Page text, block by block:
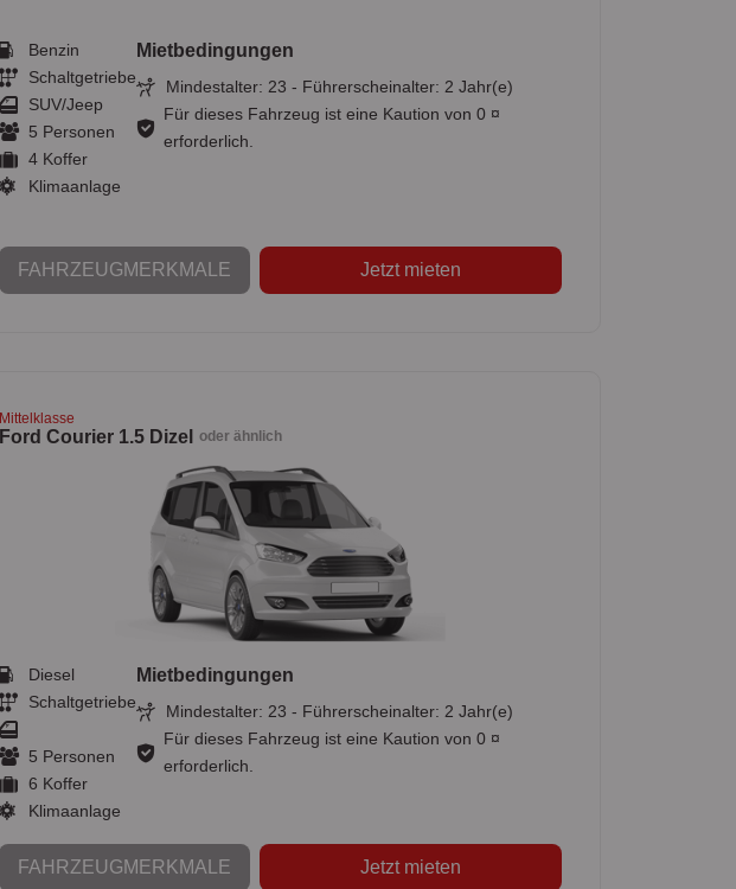
Benzin
Schaltgetriebe
SUV/Jeep
5 Personen
4 Koffer
Klimaanlage
Mietbedingungen
Mindestalter: 23 - Führerscheinalter: 2 Jahr(e)
Für dieses Fahrzeug ist eine Kaution von 0 ¤
erforderlich.
FAHRZEUGMERKMALE Jetzt mieten
Mittelklasse
Ford Courier 1.5 Dizel oder ähnlich
Diesel
Schaltgetriebe
5 Personen
6 Koffer
Klimaanlage
Mietbedingungen
Mindestalter: 23 - Führerscheinalter: 2 Jahr(e)
Für dieses Fahrzeug ist eine Kaution von 0 ¤
erforderlich.
FAHRZEUGMERKMALE Jetzt mieten